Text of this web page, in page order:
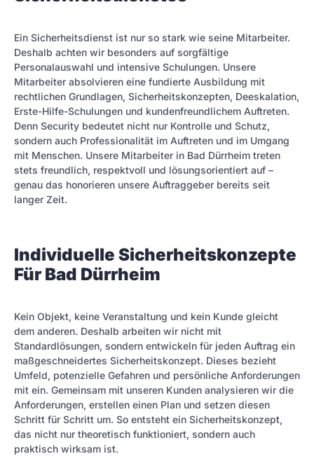
Ein Sicherheitsdienst ist nur so stark wie seine Mitarbeiter.
Deshalb achten wir besonders auf sorgfältige
Personalauswahl und intensive Schulungen. Unsere
Mitarbeiter absolvieren eine fundierte Ausbildung mit
rechtlichen Grundlagen, Sicherheitskonzepten, Deeskalation,
Erste-Hilfe-Schulungen und kundenfreundlichem Auftreten.
Denn Security bedeutet nicht nur Kontrolle und Schutz,
sondern auch Professionalität im Auftreten und im Umgang
mit Menschen. Unsere Mitarbeiter in Bad Dürrheim treten
stets freundlich, respektvoll und lösungsorientiert auf –
genau das honorieren unsere Auftraggeber bereits seit
langer Zeit.
Individuelle Sicherheitskonzepte
Für Bad Dürrheim
Kein Objekt, keine Veranstaltung und kein Kunde gleicht
dem anderen. Deshalb arbeiten wir nicht mit
Standardlösungen, sondern entwickeln für jeden Auftrag ein
maßgeschneidertes Sicherheitskonzept. Dieses bezieht
Umfeld, potenzielle Gefahren und persönliche Anforderungen
mit ein. Gemeinsam mit unseren Kunden analysieren wir die
Anforderungen, erstellen einen Plan und setzen diesen
Schritt für Schritt um. So entsteht ein Sicherheitskonzept,
das nicht nur theoretisch funktioniert, sondern auch
praktisch wirksam ist.